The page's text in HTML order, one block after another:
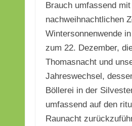
Brauch umfassend
nachweihnachtlichen
Wintersonnenwende
zum 22. Dezember,
Thomasnacht und
Jahreswechsel,
Böllerei in der
umfassend auf den
Raunacht